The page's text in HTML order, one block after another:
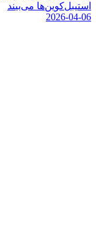
ستیبلکوینها میبیند
2026-04-06